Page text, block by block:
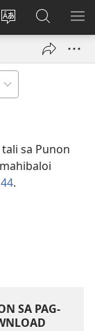
Ilisi
pinulongan
sa
site
Pangitaa
sa
JW.ORG
sa Punon
.
SA PAG-